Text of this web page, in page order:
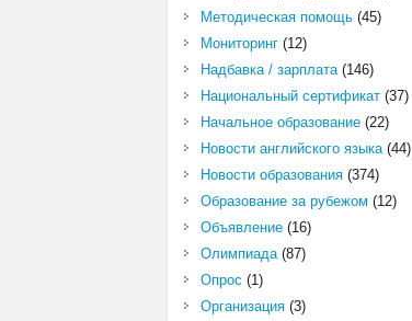
Методическая помощь(45)
Мониторинг(12)
Надбавка / зарплата(146)
Национальный сертификат(37)
Начальное образование(22)
Новости английского языка(44)
Новости образования(374)
Образование за рубежом (12)
Объявление(16)
Олимпиада(87)
Опрос (1)
Организация(3)